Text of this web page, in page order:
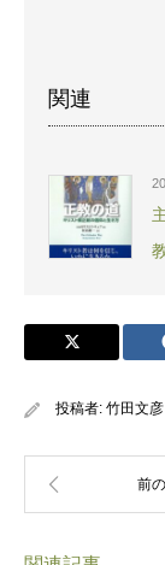
関連
投稿者: 竹田文彦